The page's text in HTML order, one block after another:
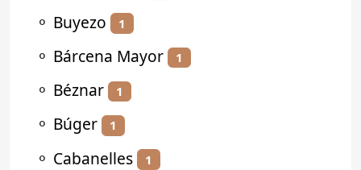
⚬ Buyezo 1
⚬ Bárcena Mayor 1
⚬ Béznar 1
⚬ Búger 1
⚬ Cabanelles 1